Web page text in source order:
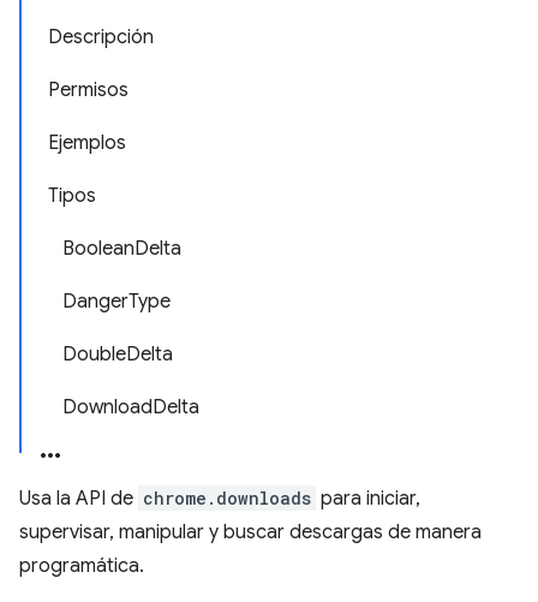
Descripción
Permisos
Ejemplos
Tipos
BooleanDelta
DangerType
DoubleDelta
DownloadDelta
Usa la API de chrome.downloads para iniciar,
supervisar, manipular y buscar descargas de manera
programática.